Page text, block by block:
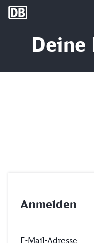
DB Group
Deine
Anmelden
E-Mail-Adresse